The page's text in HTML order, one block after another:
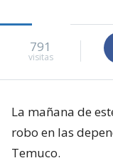
791
visitas
La mañana de
robo en las
Temuco.